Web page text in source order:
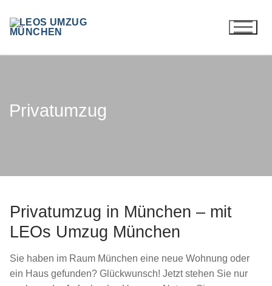
Inhalt
springen
Privatumzug
Privatumzug in München – mit
LEOs Umzug München
Sie haben im Raum München eine neue Wohnung oder
ein Haus gefunden? Glückwunsch! Jetzt stehen Sie nur